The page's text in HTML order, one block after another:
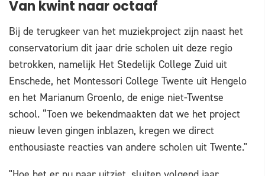
Van kwint naar octaaf
Bij de terugkeer van het muziekproject zijn naast het
conservatorium dit jaar drie scholen uit deze regio
betrokken, namelijk Het Stedelijk College Zuid uit
Enschede, het Montessori College Twente uit Hengelo
en het Marianum Groenlo, de enige niet-Twentse
school. “Toen we bekendmaakten dat we het project
nieuw leven gingen inblazen, kregen we direct
enthousiaste reacties van andere scholen uit Twente."